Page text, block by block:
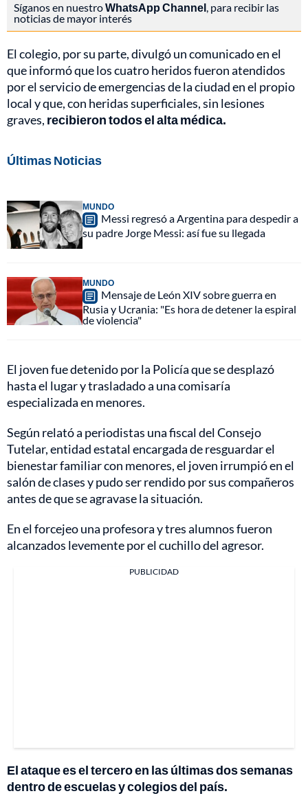
Síganos en nuestroWhatsApp Channel, para recibir las
noticias de mayor interés
El colegio, por su parte, divulgó un comunicado en el
que informó que los cuatro heridos fueron atendidos
por el servicio de emergencias de la ciudad en el propio
local y que, con heridas superficiales, sin lesiones
graves, recibieron todos el alta médica.
Últimas Noticias
MUNDO
Messi regresó a Argentina para despedir a
su padre Jorge Messi: así fue su llegada
MUNDO
Mensaje de León XIV sobre guerra en
Rusia y Ucrania: "Es hora de detener la espiral
de violencia"
El joven fue detenido por la Policía que se desplazó
hasta el lugar y trasladado a una comisaría
especializada en menores.
Según relató a periodistas una fiscal del Consejo
Tutelar, entidad estatal encargada de resguardar el
bienestar familiar con menores, el joven irrumpió en el
salón de clases y pudo ser rendido por sus compañeros
antes de que se agravase la situación.
En el forcejeo una profesora y tres alumnos fueron
alcanzados levemente por el cuchillo del agresor.
PUBLICIDAD
El ataque es el tercero en las últimas dos semanas
dentro de escuelas y colegios del país.